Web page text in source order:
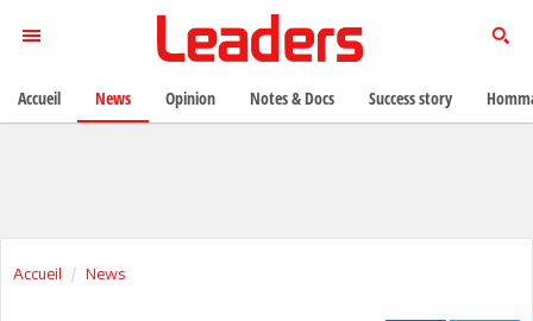
Accueil News
Accueil News Opinion Notes & Docs Success story